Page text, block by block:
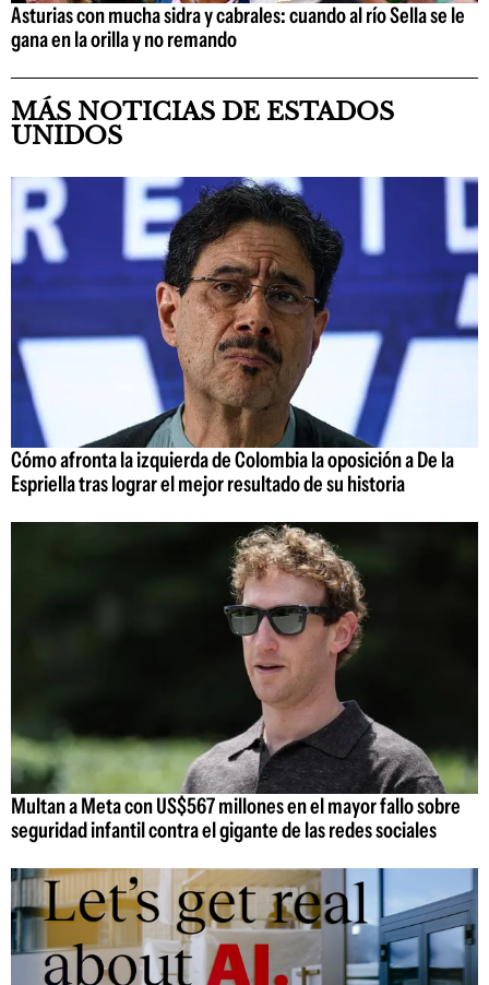
Asturias con mucha sidra y cabrales: cuando al río Sella se le
gana en la orilla y no remando
MÁS NOTICIAS DE ESTADOS
UNIDOS
Cómo afronta la izquierda de Colombia la oposición a De la
Espriella tras lograr el mejor resultado de su historia
Multan a Meta con US$567 millones en el mayor fallo sobre
seguridad infantil contra el gigante de las redes sociales